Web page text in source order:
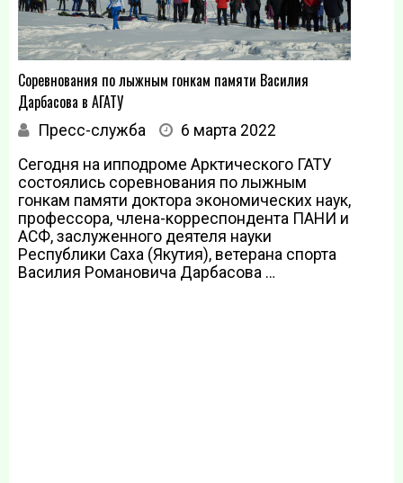
Соревнования по лыжным гонкам памяти Василия
Дарбасова в АГАТУ
Пресс-служба
6 марта 2022
Сегодня на ипподроме Арктического ГАТУ
состоялись соревнования по лыжным
гонкам памяти доктора экономических наук,
профессора, члена-корреспондента ПАНИ и
АСФ, заслуженного деятеля науки
Республики Саха (Якутия), ветерана спорта
Василия Романовича Дарбасова …